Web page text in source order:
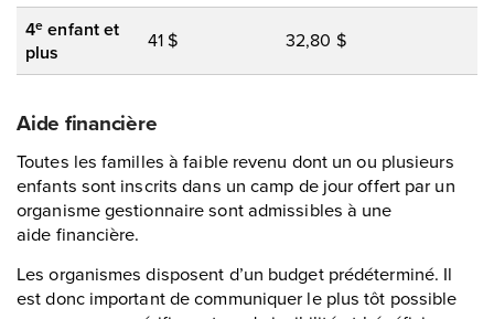
4e enfant et
plus
41 $ 32,80 $
Aide financière
Toutes les familles à faible revenu dont un ou plusieurs
enfants sont inscrits dans un camp de jour offert par un
organisme gestionnaire sont admissibles à une
aide financière.
Les organismes disposent d’un budget prédéterminé. Il
est donc important de communiquer le plus tôt possible